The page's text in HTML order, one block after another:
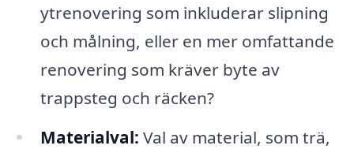
ytrenovering som inkluderar slipning
och målning, eller en mer omfattande
renovering som kräver byte av
trappsteg och räcken?
Materialval: Val av material, som trä,